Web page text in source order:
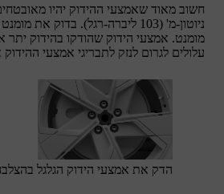
ניוטון-מ' (103 ליברה-רגל). בדוק
מומנט. אמצעי הידוק שהודקו בהידוק יתר
עלולים לגרום לנזק לתבריגי אמצעי ההידוק
הדק את אמצעי הידוק הגלגל